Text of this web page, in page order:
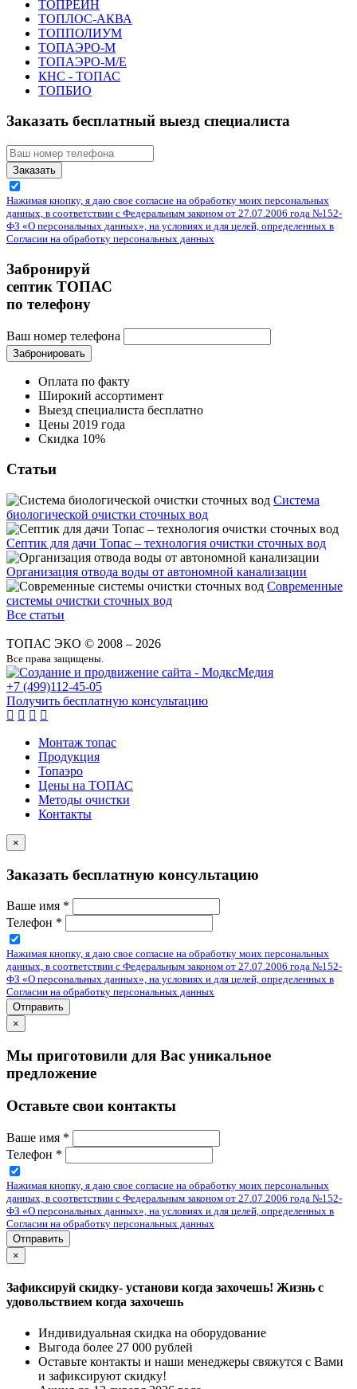
ТОПРЕЙН
ТОПЛОС-АКВА
ТОППОЛИУМ
ТОПАЭРО-М
ТОПАЭРО-М/Е
КНС - ТОПАС
ТОПБИО
Заказать бесплатный выезд специалиста
Заказать
Нажимая кнопку, я даю свое согласие на обработку моих персональных
данных, в соответствии с Федеральным законом от 27.07.2006 года №152-
ФЗ «О персональных данных», на условиях и для целей, определенных в
Согласии на обработку персональных данных
Забронируй
септик ТОПАС
по телефону
Ваш номер телефона
Забронировать
Оплата по факту
Широкий ассортимент
Выезд специалиста бесплатно
Цены 2019 года
Скидка 10%
Статьи
Система
биологической очистки сточных вод
Септик для дачи Топас – технология очистки сточных вод
Организация отвода воды от автономной канализации
Современные
системы очистки сточных вод
Все статьи
ТОПАС ЭКО © 2008 – 2026
Все права защищены.
+7 (499)112-45-05
Получить бесплатную консультацию
Монтаж топас
Продукция
Топаэро
Цены на ТОПАС
Методы очистки
Контакты
×
Заказать бесплатную консультацию
Ваше имя *
Телефон *
Нажимая кнопку, я даю свое согласие на обработку моих персональных
данных, в соответствии с Федеральным законом от 27.07.2006 года №152-
ФЗ «О персональных данных», на условиях и для целей, определенных в
Согласии на обработку персональных данных
Отправить
×
Мы приготовили для Вас уникальное
предложение
Оставьте свои контакты
Ваше имя *
Телефон *
Нажимая кнопку, я даю свое согласие на обработку моих персональных
данных, в соответствии с Федеральным законом от 27.07.2006 года №152-
ФЗ «О персональных данных», на условиях и для целей, определенных в
Согласии на обработку персональных данных
Отправить
×
Зафиксируй скидку- установи когда захочешь! Жизнь с
удовольствием когда захочешь
Индивидуальная скидка на оборудование
Выгода более 27 000 рублей
Оставьте контакты и наши менеджеры свяжутся с Вами
и зафиксируют скидку!